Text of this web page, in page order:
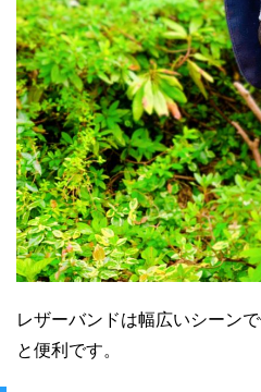
レザーバンドは幅広いシーン
と便利です。